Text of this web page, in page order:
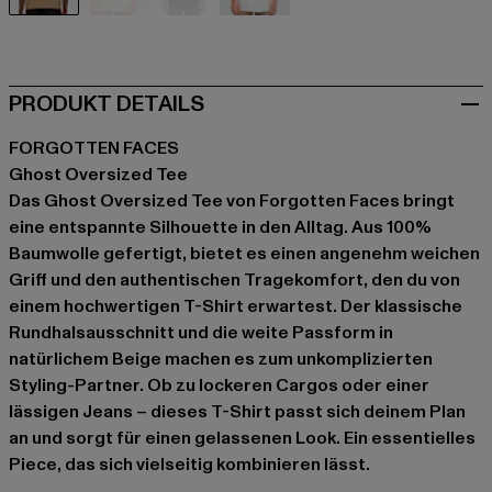
PRODUKT DETAILS
FORGOTTEN FACES
Ghost Oversized Tee
Das Ghost Oversized Tee von Forgotten Faces bringt
eine entspannte Silhouette in den Alltag. Aus 100%
Baumwolle gefertigt, bietet es einen angenehm weichen
Griff und den authentischen Tragekomfort, den du von
einem hochwertigen T-Shirt erwartest. Der klassische
Rundhalsausschnitt und die weite Passform in
natürlichem Beige machen es zum unkomplizierten
Styling-Partner. Ob zu lockeren Cargos oder einer
lässigen Jeans – dieses T-Shirt passt sich deinem Plan
an und sorgt für einen gelassenen Look. Ein essentielles
Piece, das sich vielseitig kombinieren lässt.